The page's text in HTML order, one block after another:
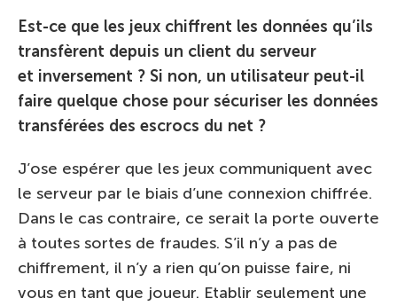
Est-ce que les jeux chiffrent les données qu’ils
transfèrent depuis un client du serveur
et inversement ? Si non, un utilisateur peut-il
faire quelque chose pour sécuriser les données
transférées des escrocs du net ?
J’ose espérer que les jeux communiquent avec
le serveur par le biais d’une connexion chiffrée.
Dans le cas contraire, ce serait la porte ouverte
à toutes sortes de fraudes. S’il n’y a pas de
chiffrement, il n’y a rien qu’on puisse faire, ni
vous en tant que joueur. Etablir seulement une